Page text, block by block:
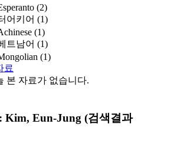
(2)
어키어 (1)
(1)
트남어 (1)
(1)
료
본 자료가 없습니다.
Kim, Eun-Jung (검색결과